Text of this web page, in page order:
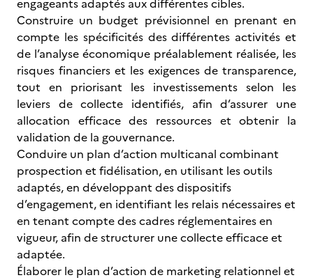
engageants adaptés aux différentes cibles.
Construire un budget prévisionnel en prenant en
compte les spécificités des différentes activités et
de l’analyse économique préalablement réalisée, les
risques financiers et les exigences de transparence,
tout en priorisant les investissements selon les
leviers de collecte identifiés, afin d’assurer une
allocation efficace des ressources et obtenir la
validation de la gouvernance.
Conduire un plan d’action multicanal combinant
prospection et fidélisation, en utilisant les outils
adaptés, en développant des dispositifs
d’engagement, en identifiant les relais nécessaires et
en tenant compte des cadres réglementaires en
vigueur, afin de structurer une collecte efficace et
adaptée.
Élaborer le plan d’action de marketing relationnel et